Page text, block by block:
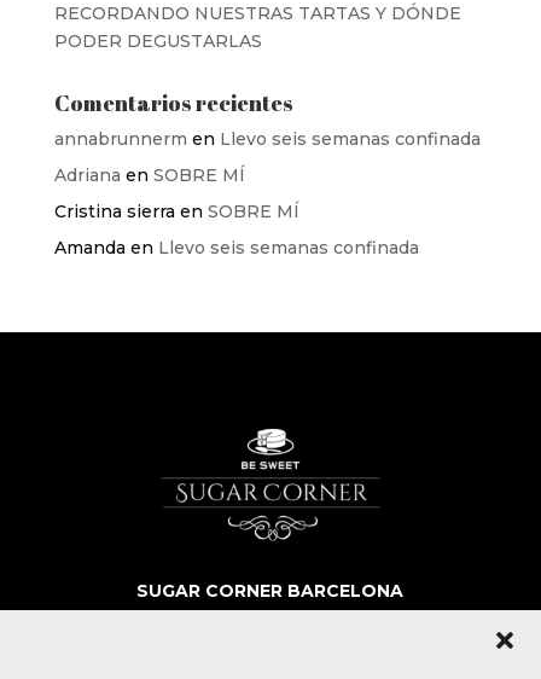
RECORDANDO NUESTRAS TARTAS Y DÓNDE
PODER DEGUSTARLAS
Comentarios recientes
annabrunnerm en Llevo seis semanas confinada
Adriana en SOBRE MÍ
Cristina sierra en SOBRE MÍ
Amanda en Llevo seis semanas confinada
SUGAR CORNER BARCELONA